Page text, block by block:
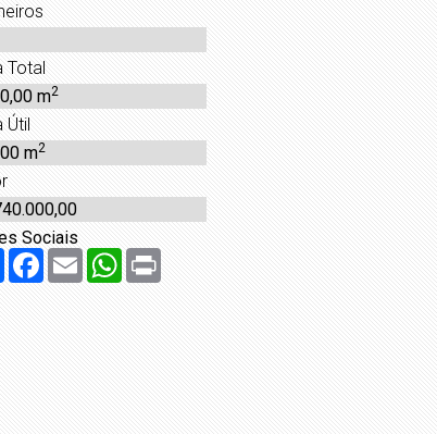
Total
m2
Útil
m2
Sociais
Share Facebook
Email WhatsApp